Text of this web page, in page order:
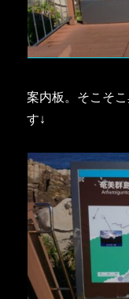
案内板。そこそ
す↓